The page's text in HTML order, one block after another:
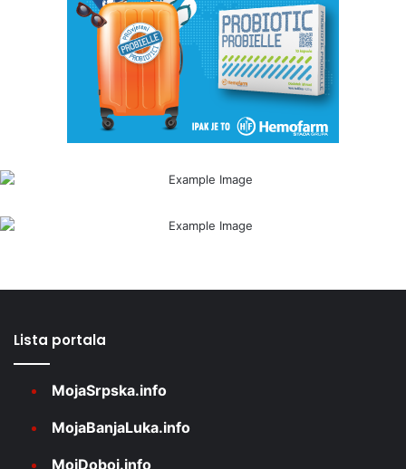
Lista portala
MojaSrpska.info
MojaBanjaLuka.info
MojDoboj.info